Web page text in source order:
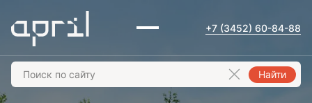
+7 (3452) 60-84-88
Найти